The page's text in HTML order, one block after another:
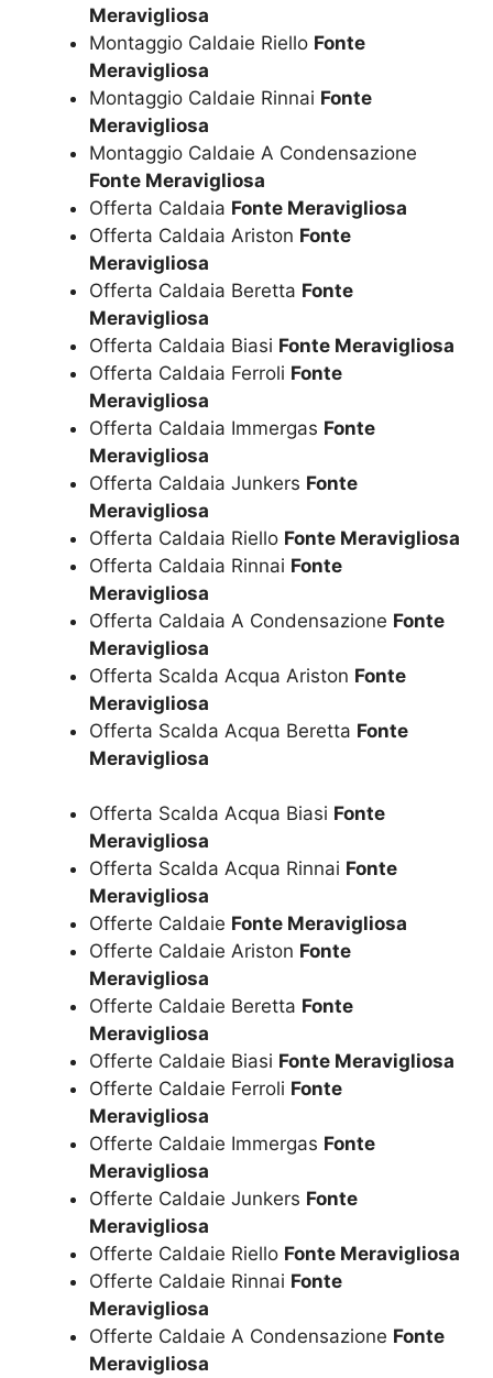
Meravigliosa
Montaggio Caldaie Riello Fonte
Meravigliosa
Montaggio Caldaie Rinnai Fonte
Meravigliosa
Montaggio Caldaie A Condensazione
Fonte Meravigliosa
Offerta Caldaia Fonte Meravigliosa
Offerta Caldaia Ariston Fonte
Meravigliosa
Offerta Caldaia Beretta Fonte
Meravigliosa
Offerta Caldaia Biasi Fonte Meravigliosa
Offerta Caldaia Ferroli Fonte
Meravigliosa
Offerta Caldaia Immergas Fonte
Meravigliosa
Offerta Caldaia Junkers Fonte
Meravigliosa
Offerta Caldaia Riello Fonte Meravigliosa
Offerta Caldaia Rinnai Fonte
Meravigliosa
Offerta Caldaia A Condensazione Fonte
Meravigliosa
Offerta Scalda Acqua Ariston Fonte
Meravigliosa
Offerta Scalda Acqua Beretta Fonte
Meravigliosa
Offerta Scalda Acqua Biasi Fonte
Meravigliosa
Offerta Scalda Acqua Rinnai Fonte
Meravigliosa
Offerte Caldaie Fonte Meravigliosa
Offerte Caldaie Ariston Fonte
Meravigliosa
Offerte Caldaie Beretta Fonte
Meravigliosa
Offerte Caldaie Biasi Fonte Meravigliosa
Offerte Caldaie Ferroli Fonte
Meravigliosa
Offerte Caldaie Immergas Fonte
Meravigliosa
Offerte Caldaie Junkers Fonte
Meravigliosa
Offerte Caldaie Riello Fonte Meravigliosa
Offerte Caldaie Rinnai Fonte
Meravigliosa
Offerte Caldaie A Condensazione Fonte
Meravigliosa